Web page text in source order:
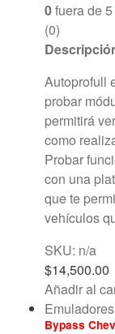
0fuera de 5
(0)
Autoprofull
probar
permitirá
como
Probar
con una
que te
vehículos
SKU: n/a
$14,500.00
Añadir al
Bypass